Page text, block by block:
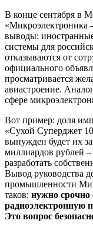
В конце сентября в
«Микроэлектроника
выводы:
системы для
отказываются от
официального
просматривается
авиастроение.
сфере
Вот пример: доля
«Сухой Суперджет
вынужден будет их
миллиардов рублей
разработать
Вывод руководства
промышленности
таков: нужно срочно
радиоэлектронную
Это вопрос